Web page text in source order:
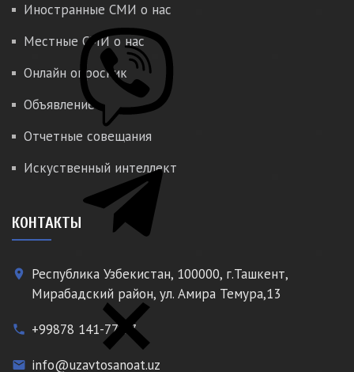
Иностранные СМИ о нас
Местные СМИ о нас
Онлайн опросник
Объявление
Отчетные совещания
Искуственный интеллект
КОНТАКТЫ
place
Республика Узбекистан, 100000, г.Ташкент,
Мирабадский район, ул. Амира Темура,13
phone +99878 141-77-77
email info@uzavtosanoat.uz